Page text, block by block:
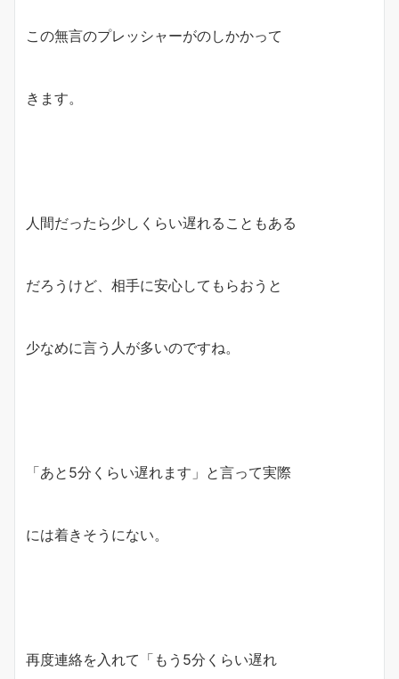
この無言のプレッシャーがのしかかって
きます。
人間だったら少しくらい遅れることもある
だろうけど、相手に安心してもらおうと
少なめに言う人が多いのですね。
「あと5分くらい遅れます」と言って実際
には着きそうにない。
再度連絡を入れて「もう5分くらい遅れ